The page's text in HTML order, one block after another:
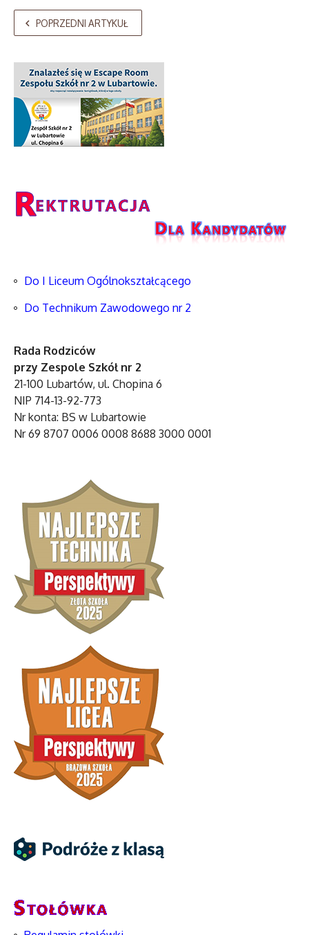
POPRZEDNI ARTYKUŁ
Do I Liceum Ogólnokształcącego
Do Technikum Zawodowego nr 2
Rada Rodziców
przy Zespole Szkół nr 2
21-100 Lubartów, ul. Chopina 6
NIP 714-13-92-773
Nr konta: BS w Lubartowie
Nr 69 8707 0006 0008 8688 3000 0001